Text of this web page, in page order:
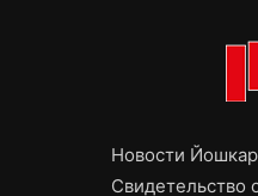
Новости
Свидетельство